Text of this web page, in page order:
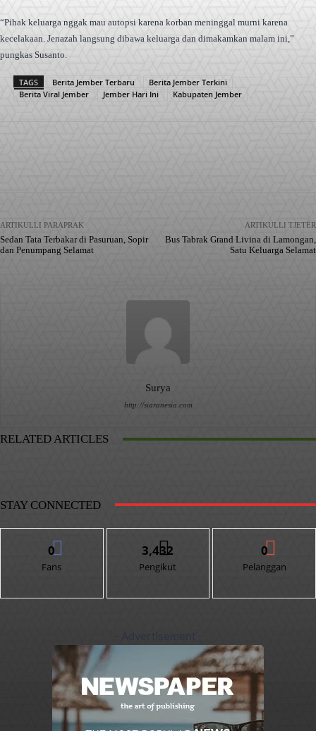
“Pihak keluarga nggak mau autopsi karena korban meninggal murni karena
kecelakaan. Jenazah langsung dibawa keluarga dan dimakamkan malam ini,”
pungkas Susanto.
TAGS Berita Jember Terbaru
Berita Jember Terkini
Berita Viral Jember
Jember Hari Ini Kabupaten Jember
ARTIKULLI PARAPRAK
Sedan Tata Terbakar di Pasuruan, Sopir
dan Penumpang Selamat
ARTIKULLI TJETËR
Bus Tabrak Grand Livina di Lamongan,
Satu Keluarga Selamat
Surya
http://siaranesia.com
RELATED ARTICLES
STAY CONNECTED
0
Fans
3,432
Pengikut
0
Pelanggan